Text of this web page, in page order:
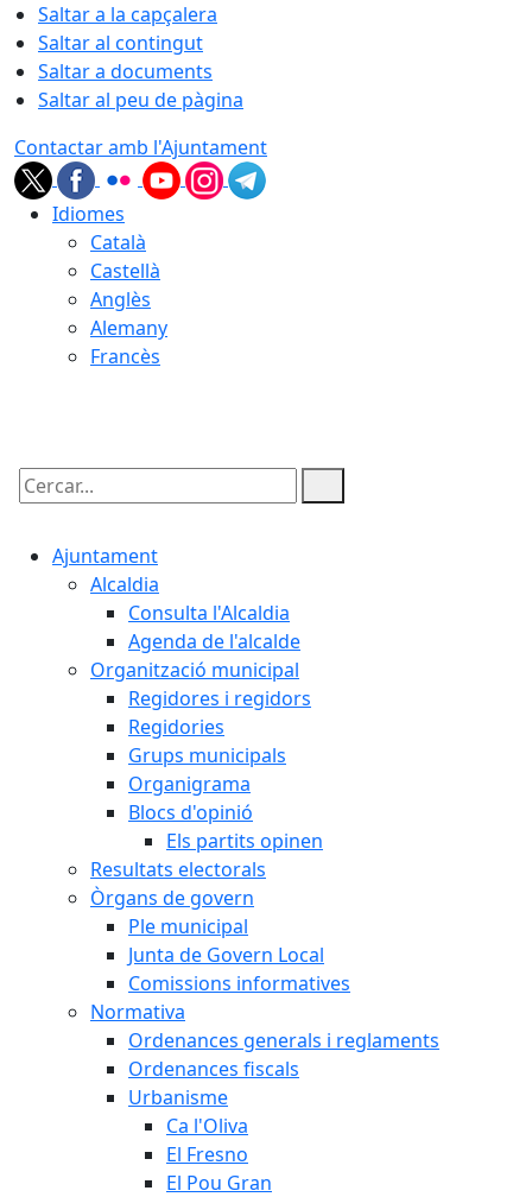
Saltar a la capçalera
Saltar al contingut
Saltar a documents
Saltar al peu de pàgina
Contactar amb l'Ajuntament
Idiomes
Català
Castellà
Anglès
Alemany
Francès
Cercar:
Ajuntament
Alcaldia
Consulta l'Alcaldia
Agenda de l'alcalde
Organització municipal
Regidores i regidors
Regidories
Grups municipals
Organigrama
Blocs d'opinió
Els partits opinen
Resultats electorals
Òrgans de govern
Ple municipal
Junta de Govern Local
Comissions informatives
Normativa
Ordenances generals i reglaments
Ordenances fiscals
Urbanisme
Ca l'Oliva
El Fresno
El Pou Gran